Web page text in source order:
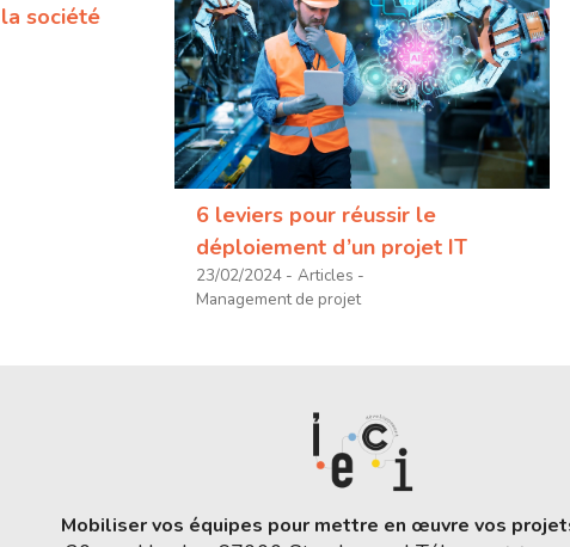
société
6 leviers pour réussir le
déploiement d’un projet IT
23/02/2024
Articles
Management de projet
Mobiliser vos équipes pour mettre en œuvre vos